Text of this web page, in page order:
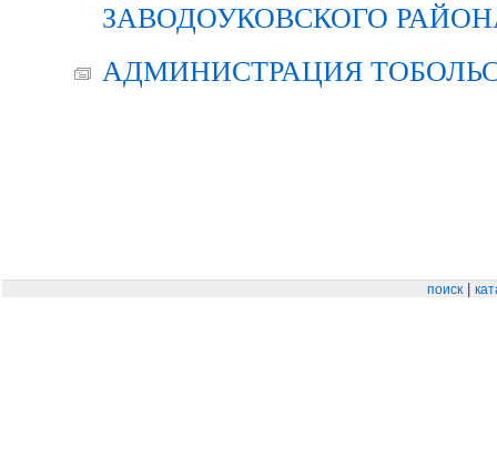
ЗАВОДОУКОВСКОГО
АДМИНИСТРАЦИЯ
поиск